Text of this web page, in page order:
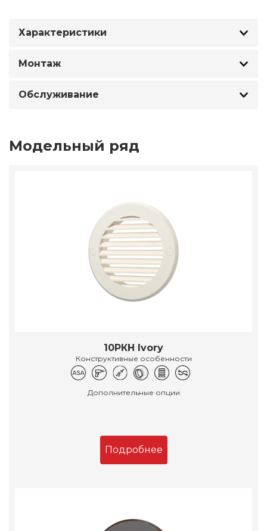
Характеристики
Монтаж
Обслуживание
Модельный ряд
10РКН Ivory
Конструктивные особенности
Дополнительные опции
Подробнее